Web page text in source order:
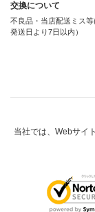
交換について
不良品・当店配送ミス
発送日より7日以内）
当社では、Webサイ